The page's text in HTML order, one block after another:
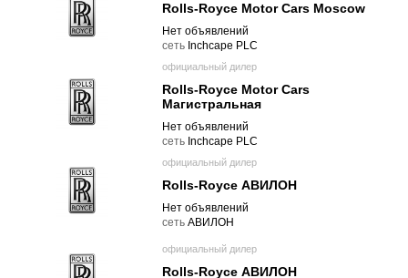
Rolls-Royce Motor Cars Moscow
Нет объявлений
cеть Inchcape PLC
официальный дилер
Rolls-Royce Motor Cars
Магистральная
Нет объявлений
cеть Inchcape PLC
официальный дилер
Rolls-Royce АВИЛОН
Нет объявлений
cеть АВИЛОН
официальный дилер
Rolls-Royce АВИЛОН